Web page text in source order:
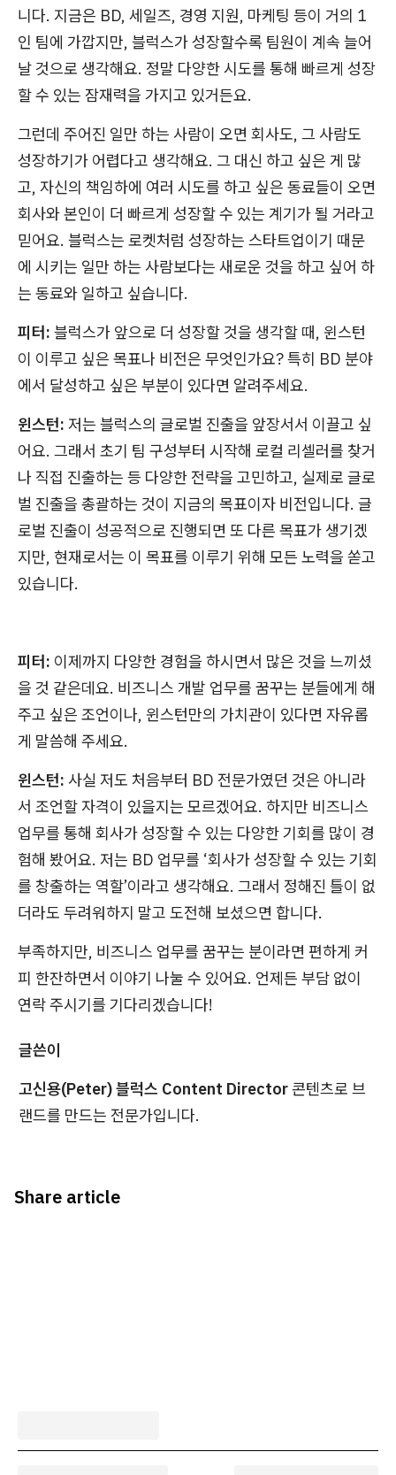
니다. 지금은 BD, 세일즈, 경영 지원, 마케팅 등이 거의 1
인 팀에 가깝지만, 블럭스가 성장할수록 팀원이 계속 늘어
날 것으로 생각해요. 정말 다양한 시도를 통해 빠르게 성장
할 수 있는 잠재력을 가지고 있거든요.
그런데 주어진 일만 하는 사람이 오면 회사도, 그 사람도
성장하기가 어렵다고 생각해요. 그 대신 하고 싶은 게 많
고, 자신의 책임하에 여러 시도를 하고 싶은 동료들이 오면
회사와 본인이 더 빠르게 성장할 수 있는 계기가 될 거라고
믿어요. 블럭스는 로켓처럼 성장하는 스타트업이기 때문
에 시키는 일만 하는 사람보다는 새로운 것을 하고 싶어 하
는 동료와 일하고 싶습니다.
피터: 블럭스가 앞으로 더 성장할 것을 생각할 때, 윈스턴
이 이루고 싶은 목표나 비전은 무엇인가요? 특히 BD 분야
에서 달성하고 싶은 부분이 있다면 알려주세요.
윈스턴: 저는 블럭스의 글로벌 진출을 앞장서서 이끌고 싶
어요. 그래서 초기 팀 구성부터 시작해 로컬 리셀러를 찾거
나 직접 진출하는 등 다양한 전략을 고민하고, 실제로 글로
벌 진출을 총괄하는 것이 지금의 목표이자 비전입니다. 글
로벌 진출이 성공적으로 진행되면 또 다른 목표가 생기겠
지만, 현재로서는 이 목표를 이루기 위해 모든 노력을 쏟고
있습니다.
피터: 이제까지 다양한 경험을 하시면서 많은 것을 느끼셨
을 것 같은데요. 비즈니스 개발 업무를 꿈꾸는 분들에게 해
주고 싶은 조언이나, 윈스턴만의 가치관이 있다면 자유롭
게 말씀해 주세요.
윈스턴: 사실 저도 처음부터 BD 전문가였던 것은 아니라
서 조언할 자격이 있을지는 모르겠어요. 하지만 비즈니스
업무를 통해 회사가 성장할 수 있는 다양한 기회를 많이 경
험해 봤어요. 저는 BD 업무를 ‘회사가 성장할 수 있는 기회
를 창출하는 역할’이라고 생각해요. 그래서 정해진 틀이 없
더라도 두려워하지 말고 도전해 보셨으면 합니다.
부족하지만, 비즈니스 업무를 꿈꾸는 분이라면 편하게 커
피 한잔하면서 이야기 나눌 수 있어요. 언제든 부담 없이
연락 주시기를 기다리겠습니다!
글쓴이
고신용(Peter) 블럭스 Content Director콘텐츠로 브
랜드를 만드는 전문가입니다.
Share article